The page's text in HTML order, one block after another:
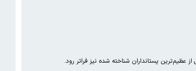
عظیم‌ترین پستانداران شناخته شده نیز فراتر رود.